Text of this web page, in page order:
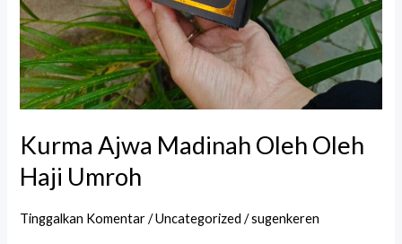
Kurma Ajwa Madinah Oleh Oleh
Haji Umroh
Tinggalkan Komentar /Uncategorized /sugenkeren